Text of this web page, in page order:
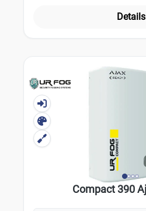
kompakten Designs und der
Auslösezeit: 50 Sekunden Tankvolumen: 500 ml (nicht im
Lieferumfang enthalten) Montage: Decken- /
Wandmontage Nebeldüse: fix Durchschnittlicher
Stromverbrauch: 30 W Aufheizzeit: 20 Minuten
Notstromversorgung: 12 V / 1,2
enthalten) Eingänge: 2 Ausgänge: 3 Gehäuse: Kunststoff
Gewicht: 3,8 kg Farbe: weiß Abmessungen: 265 x 325 x
115 mm
Details
Compact 390